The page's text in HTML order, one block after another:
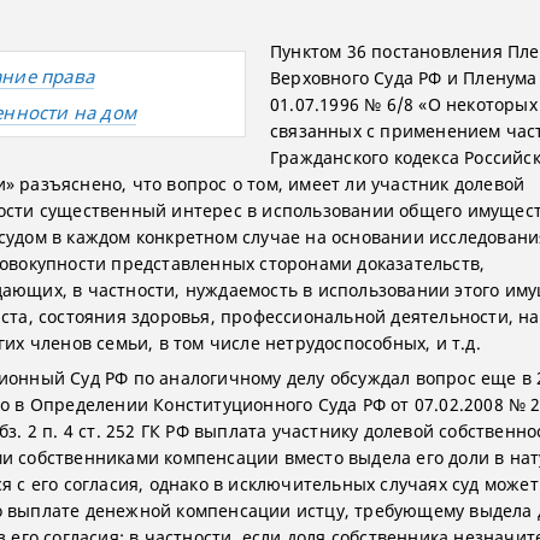
права
на дом
Пунктом 36 постановления
Верховного Суда РФ и
01.07.1996 № 6/8 «О некоторых
связанных с применением
Гражданского кодекса
разъяснено, что вопрос о том, имеет ли участник долевой
существенный интерес в использовании общего
в каждом конкретном случае на основании
представленных сторонами доказательств,
в частности, нуждаемость в использовании этого
состояния здоровья, профессиональной деятельности,
членов семьи, в том числе нетрудоспособных, и т.д.
Суд РФ по аналогичному делу обсуждал вопрос еще в
в Определении Конституционного Суда РФ от 07.02.2008 №
2 п. 4 ст. 252 ГК РФ выплата участнику долевой
собственниками компенсации вместо выдела его доли в
с его согласия, однако в исключительных случаях суд
денежной компенсации истцу, требующему выдела